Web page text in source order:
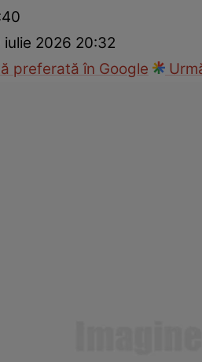
iulie 2026 20:32
preferată în Google